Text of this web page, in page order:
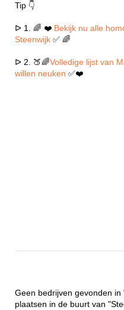
Tip 👇
ᐅ 1. 🌈 ❤️ Bekijk nu alle
Steenwijk ✅ 🌈
ᐅ 2. 🍑🌈Volledige lijst van
willen neuken ✅❤️
Geen bedrijven gevonden
plaatsen in de buurt van